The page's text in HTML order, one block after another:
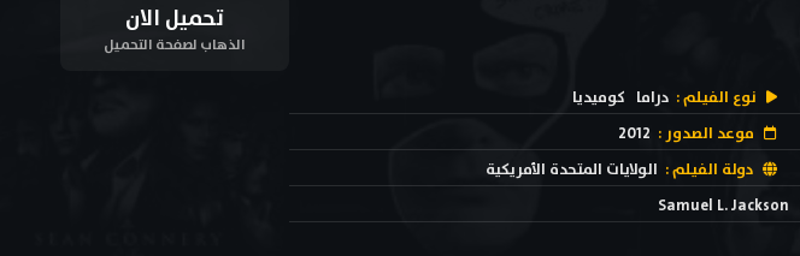
نوع الفيلم : دراما كوميديا
موعد الصدور : 2012
دولة الفيلم : الولايات المتحدة الأمريكية
Samuel L. Jackson
تحميل الان
الذهاب لصفحة التحميل